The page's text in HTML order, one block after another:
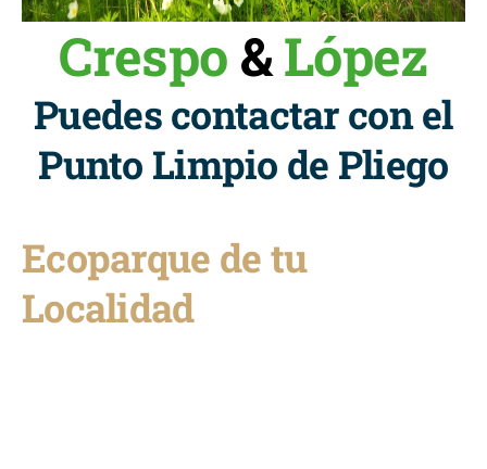
Crespo &López
Puedes contactar con el
Punto Limpio de Pliego
Ecoparque de tu
Localidad